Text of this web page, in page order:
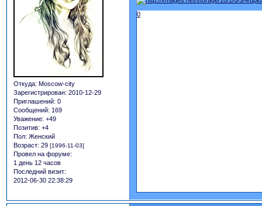
Откуда: Moscow-city
Зарегистрирован: 2010-12-29
Приглашений: 0
Сообщений: 169
Уважение: +49
Позитив: +4
Пол: Женский
Возраст: 29 [1996-11-03]
Провел на форуме:
1 день 12 часов
Последний визит:
2012-06-30 22:38:29
0